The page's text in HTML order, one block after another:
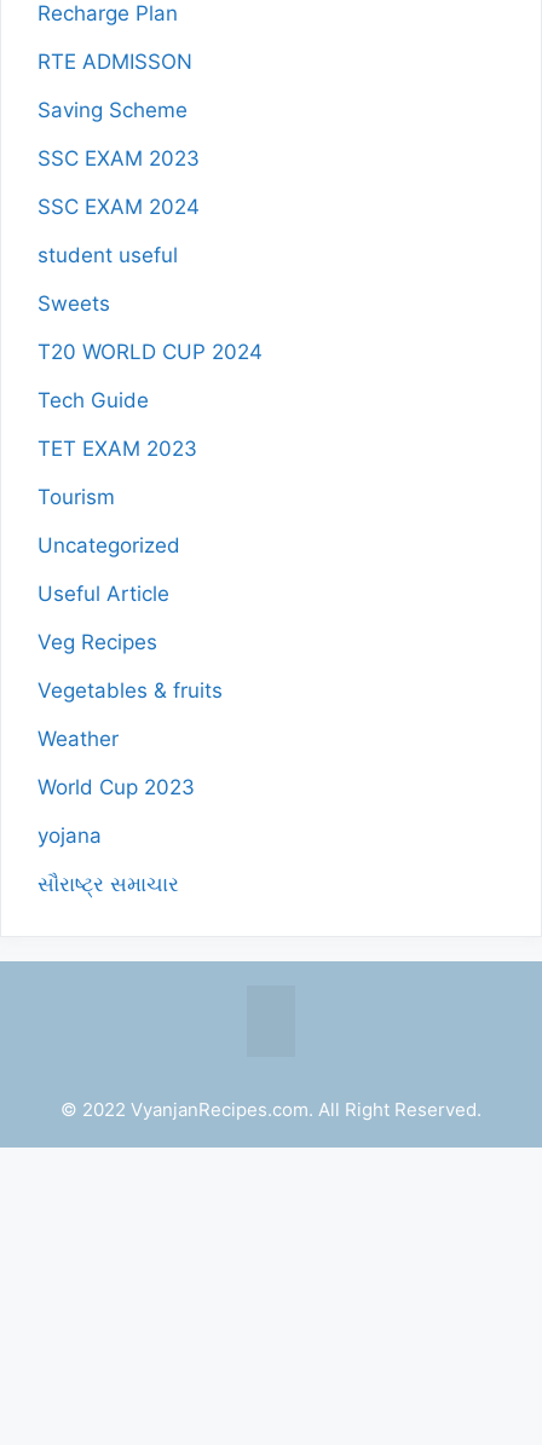
Recharge Plan
RTE ADMISSON
Saving Scheme
SSC EXAM 2023
SSC EXAM 2024
student useful
Sweets
T20 WORLD CUP 2024
Tech Guide
TET EXAM 2023
Tourism
Uncategorized
Useful Article
Veg Recipes
Vegetables & fruits
Weather
World Cup 2023
yojana
સૌરાષ્ટ્ર સમાચાર
© 2022 VyanjanRecipes.com. All Right Reserved.